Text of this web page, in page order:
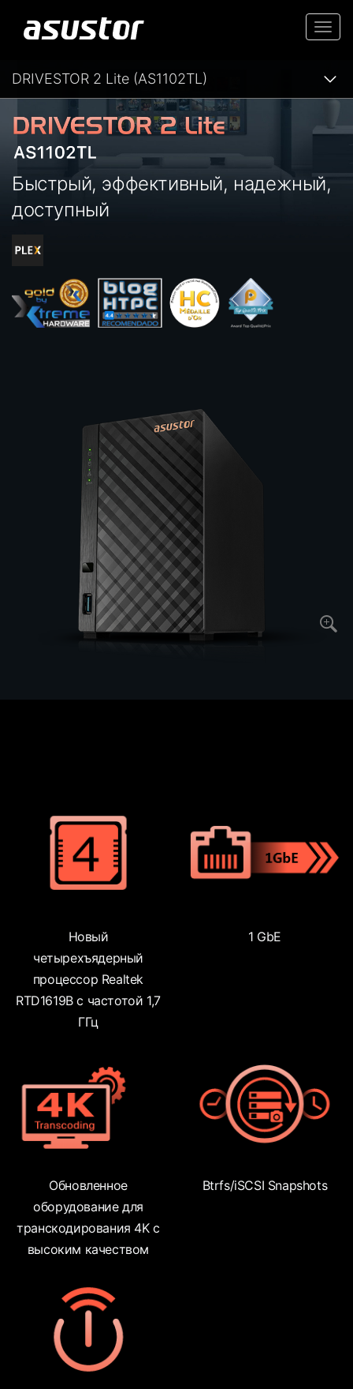
DRIVESTOR 2 Lite (AS1102TL)
Быстрый, эффективный, надежный,
доступный
Новый
четырехъядерный
процессор Realtek
RTD1619B с частотой 1,7
ГГц
1 GbE
Обновленное
оборудование для
транскодирования 4K с
высоким качеством
Btrfs/iSCSI Snapshots